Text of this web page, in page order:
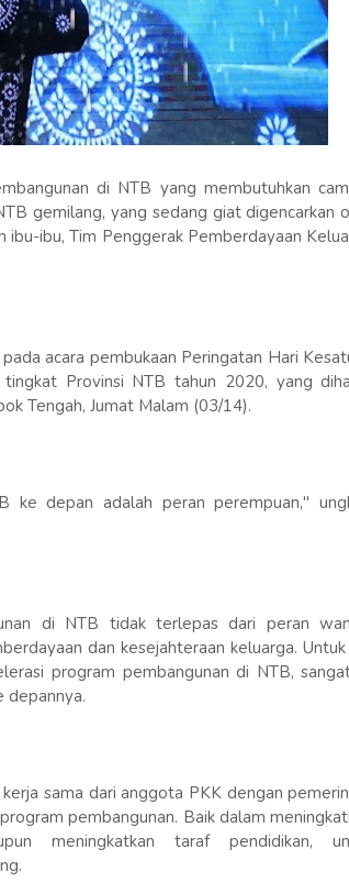
di NTB yang membutuhkan
gemilang, yang sedang giat digencarkan
ibu, Tim Penggerak Pemberdayaan
acara pembukaan Peringatan Hari
Provinsi NTB tahun 2020, yang
Tengah, Jumat Malam (03/14).
ke depan adalah peran perempuan,"
di NTB tidak terlepas dari peran
dan kesejahteraan keluarga. Untuk
program pembangunan di NTB,
depannya.
sama dari anggota PKK dengan
pembangunan. Baik dalam
meningkatkan taraf pendidikan,